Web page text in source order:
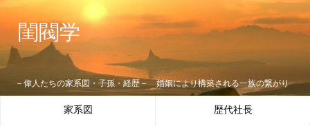
閨閥学
－偉人たちの家系図・子孫・経歴－ 婚姻により構築される一族の繋がり
家系図 歴代社長